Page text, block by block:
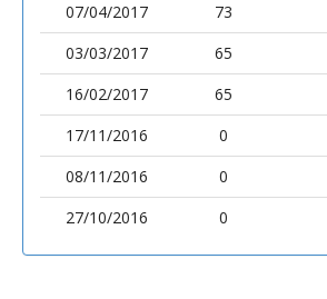
07/04/2017
73
03/03/2017
65
16/02/2017
65
17/11/2016
0
08/11/2016
0
27/10/2016
0